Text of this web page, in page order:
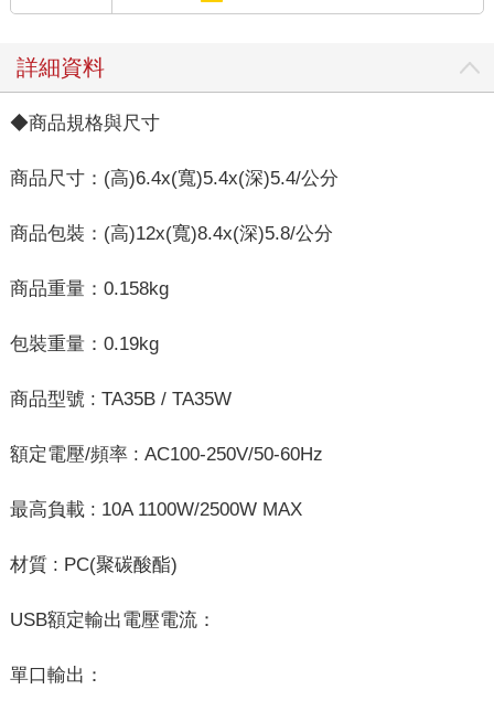
詳細資料
◆商品規格與尺寸
商品尺寸：(高)6.4x(寬)5.4x(深)5.4/公分
商品包裝：(高)12x(寬)8.4x(深)5.8/公分
商品重量：0.158kg
包裝重量：0.19kg
商品型號 : TA35B / TA35W
額定電壓/頻率 : AC100-250V/50-60Hz
最高負載 : 10A 1100W/2500W MAX
材質 : PC(聚碳酸酯)
USB額定輸出電壓電流：
單口輸出：